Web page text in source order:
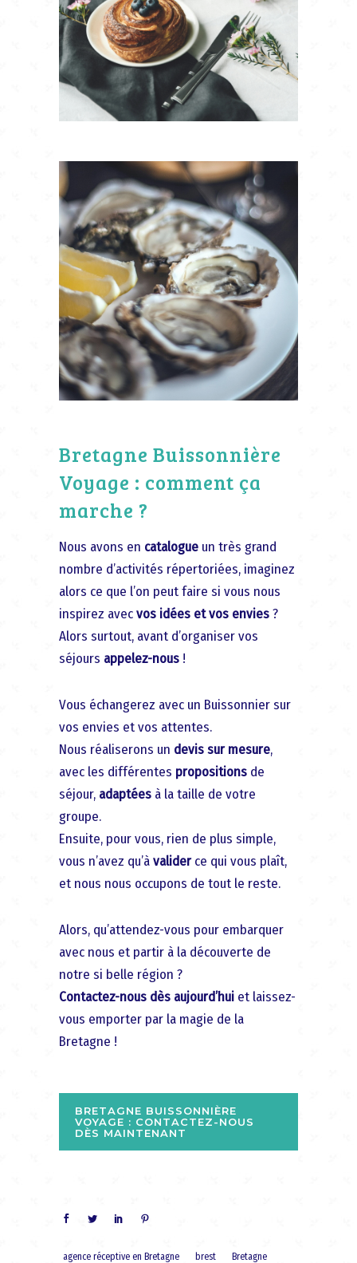
Bretagne Buissonnière
Voyage : comment ça
marche ?
Nous avons en catalogue un très grand
nombre d’activités répertoriées, imaginez
alors ce que l’on peut faire si vous nous
inspirez avecvos idées et vos envies?
Alors surtout, avant d’organiser vos
séjours appelez-nous !
Vous échangerez avec un Buissonnier sur
vos envies et vos attentes.
Nous réaliserons un devis sur mesure,
avec les différentes propositions de
séjour, adaptées à la taille de votre
groupe.
Ensuite, pour vous, rien de plus simple,
vous n’avez qu’àvaliderce qui vous plaît,
et nous nous occupons de tout le reste.
Alors, qu’attendez-vous pour embarquer
avec nous et partir à la découverte de
notre si belle région ?
Contactez-nous dès aujourd’hui et laissez-
vous emporter par la magie de la
Bretagne !
BRETAGNE BUISSONNIÈRE
VOYAGE : CONTACTEZ-NOUS
DÈS MAINTENANT
agence réceptive en Bretagne brest
Bretagne